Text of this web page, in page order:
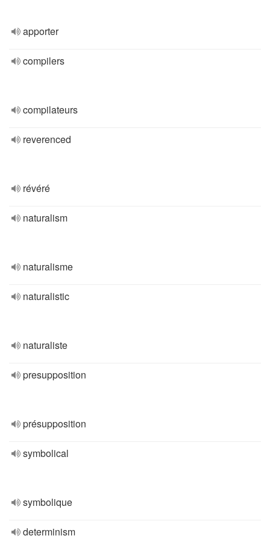
apporter
compilers
compilateurs
reverenced
révéré
naturalism
naturalisme
naturalistic
naturaliste
presupposition
présupposition
symbolical
symbolique
determinism